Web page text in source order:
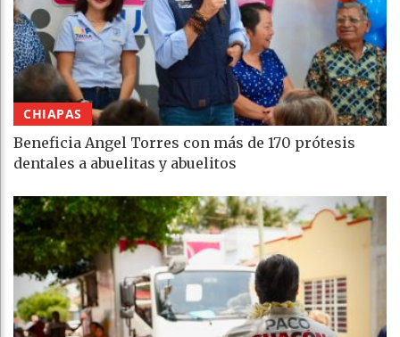
CHIAPAS
Beneficia Angel Torres con más de 170 prótesis
dentales a abuelitas y abuelitos